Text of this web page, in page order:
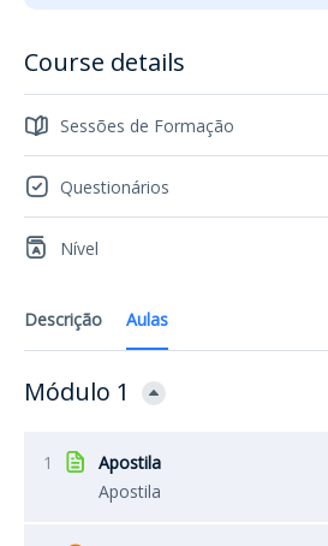
Descrição Aulas
Módulo 1
1
Apostila
Apostila
Course details
Sessões de Formação
Questionários
Nível